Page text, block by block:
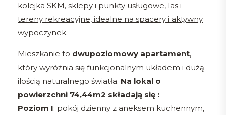
kolejka SKM, sklepy i punkty usługowe, las i
tereny rekreacyjne, idealne na spacery i aktywny
wypoczynek.
Mieszkanie to dwupoziomowy apartament,
który wyróżnia się funkcjonalnym układem i dużą
ilością naturalnego światła. Na lokal o
powierzchni 74,44m2 składają się :
Poziom I: pokój dzienny z aneksem kuchennym,